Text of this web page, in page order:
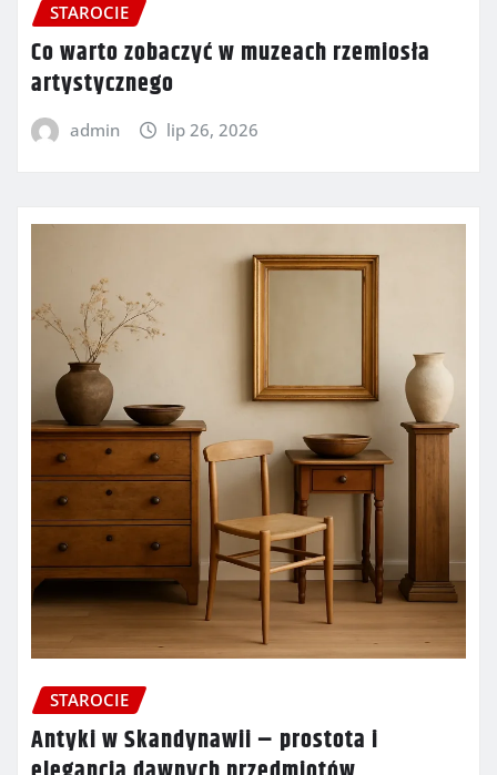
STAROCIE
Co warto zobaczyć w muzeach rzemiosła
artystycznego
admin lip 26, 2026
STAROCIE
Antyki w Skandynawii – prostota i